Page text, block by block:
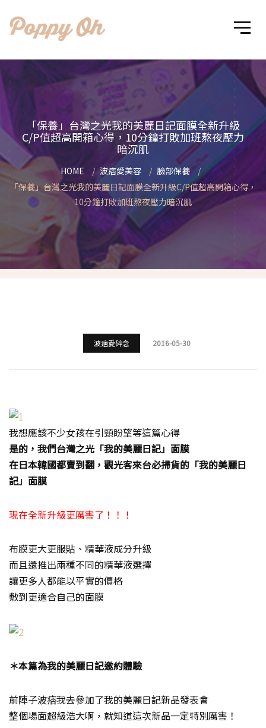
「保養」台灣之光我的美麗日記面膜全新升級
C/P值超高開箱心得，10分鐘打敗加班熬夜壓力
暗沉肌
HOME 波痞愛美容
臉部保養
「保養」台灣之光我的美麗日記面膜全新升級C/P值超高開箱心得，
10分鐘打敗加班熬夜壓力暗沉肌
波痞愛碎念 2016-05-30
我想應該不少女孩在引頸盼望等這篇心得
是的，我們台灣之光「我的美麗日記」面膜
在日本韓國都賣到翻，觀光客來台必掃貨的「我的美麗日
記」面膜
現在全新升級更厲害了！！！
布膜更大更服貼、精華液成分升級
而且還推出兩種不同的精華液選擇
讓更多人都能以平實的價格
敷到更適合自己的面膜
＊本篇為我的美麗日記邀約體驗
前陣子波痞我去參加了我的美麗日記新品發表會
整個場面超級浩大啊，就知道這次新品一定特別厲害！